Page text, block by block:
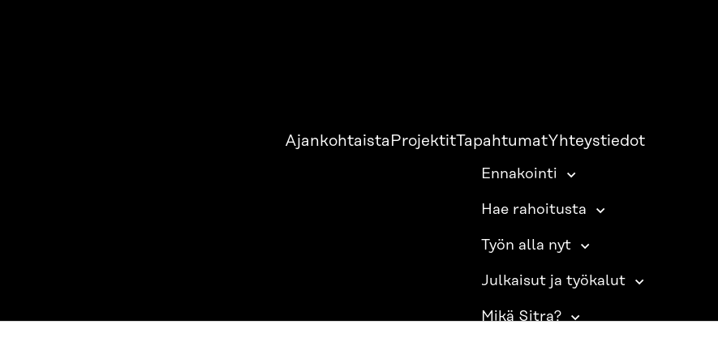
Ajankohtaista ProjektitTapahtumatYhteystiedot
Ennakointi
Hae rahoitusta
Työn alla nyt
Julkaisut ja työkalut
Mikä Sitra?